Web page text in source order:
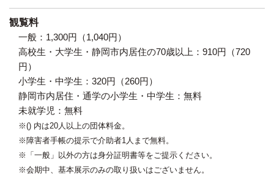
観覧料
一般：1,300円（1,040円）
高校生・大学生・静岡市内居住の70歳以上：910円（720
円）
小学生・中学生：320円（260円）
静岡市内居住・通学の小学生・中学生：無料
未就学児：無料
※() 内は20人以上の団体料金。
※障害者手帳の提示で介助者1人まで無料。
※「一般」以外の方は身分証明書等をご提示ください。
※会期中、基本展示のみの取り扱いはございません。